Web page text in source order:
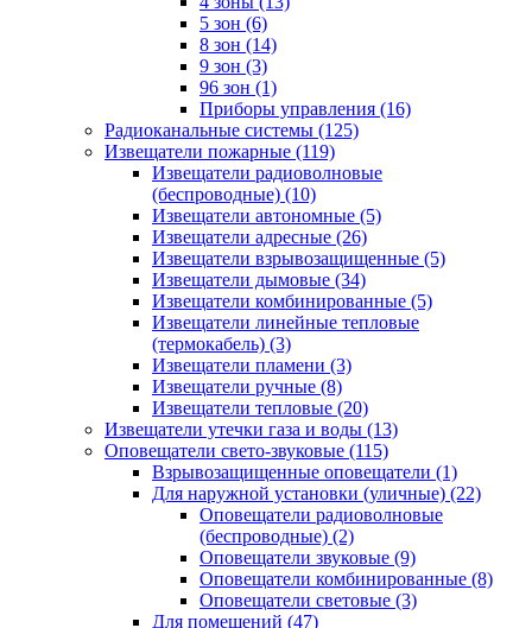
5 зон (6)
8 зон (14)
9 зон (3)
96 зон (1)
Приборы управления (16)
Радиоканальные системы (125)
Извещатели пожарные (119)
Извещатели радиоволновые
(беспроводные) (10)
Извещатели автономные (5)
Извещатели адресные (26)
Извещатели взрывозащищенные (5)
Извещатели дымовые (34)
Извещатели комбинированные (5)
Извещатели линейные тепловые
(термокабель) (3)
Извещатели пламени (3)
Извещатели ручные (8)
Извещатели тепловые (20)
Извещатели утечки газа и воды (13)
Оповещатели свето-звуковые (115)
Взрывозащищенные оповещатели (1)
Для наружной установки (уличные) (22)
Оповещатели радиоволновые
(беспроводные) (2)
Оповещатели звуковые (9)
Оповещатели комбинированные (8)
Оповещатели световые (3)
Для помещений (47)